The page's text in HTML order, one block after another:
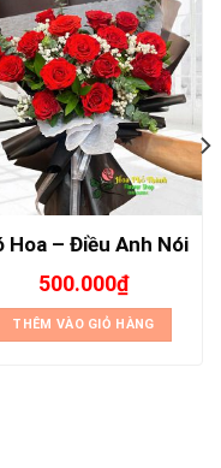
Hoa – Điều Anh Nói
500.000₫
THÊM VÀO GIỎ HÀNG